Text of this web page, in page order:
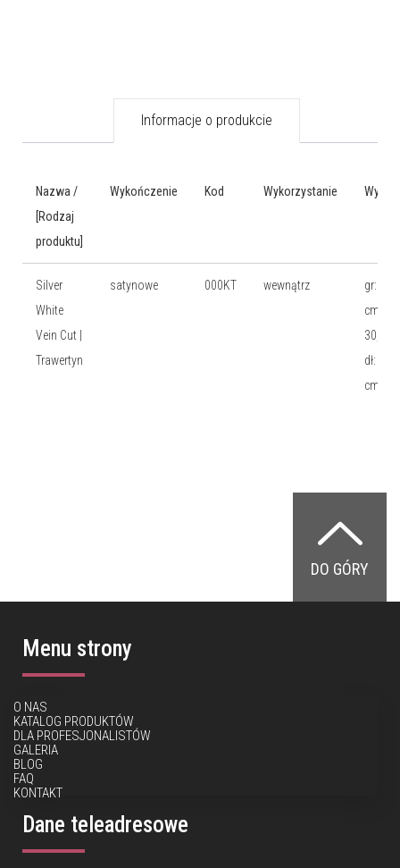
Informacje o produkcie
Nazwa /
[Rodzaj
produktu]
Wykończenie Kod Wykorzystanie
Silver
White
Vein Cut |
Trawertyn
satynowe 000KT wewnątrz
gr: 1,25
cm,
30,5
dł: 61
cm
DO GÓRY
Menu strony
O NAS
KATALOG PRODUKTÓW
DLA PROFESJONALISTÓW
GALERIA
BLOG
FAQ
KONTAKT
Dane teleadresowe